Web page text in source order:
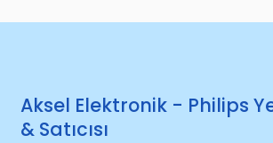
Aksel Elektronik - Philips
& Satıcısı